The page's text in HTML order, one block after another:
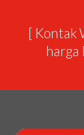
[ Kontak
harga